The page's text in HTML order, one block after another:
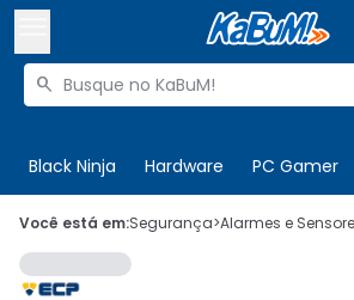
Buscar produtos

Black Ninja Hardware PC Gamer
 Olá. Acesse sua conta
 Departamentos
Você está em:Segurança>Alarmes e